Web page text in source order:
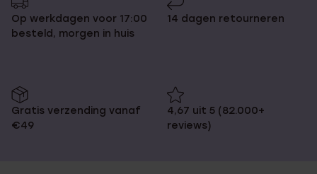
Op werkdagen voor 17:00
besteld, morgen in huis
14 dagen retourneren
Gratis verzending vanaf
€49
4,67 uit 5 (82.000+
reviews)